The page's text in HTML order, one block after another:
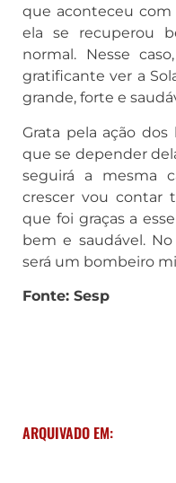
que aconteceu com
ela se recuperou
normal. Nesse
gratificante ver a
grande, forte e
Grata pela ação dos
que se depender
seguirá a mesma
crescer vou contar
que foi graças a
bem e saudável.
será um bombeiro
Fonte: Sesp
ARQUIVADO EM: